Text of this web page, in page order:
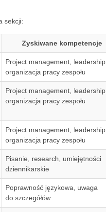
sekcji:
Zyskiwane kompetencje
Project management, leadership,
organizacja pracy zespołu
Project management, leadership,
organizacja pracy zespołu
Project management, leadership,
organizacja pracy zespołu
Pisanie, research, umiejętności
dziennikarskie
Poprawność językowa, uwaga
do szczegółów